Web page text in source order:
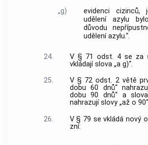
„g)
evidenci cizinců,
udělení azylu
důvodu
udělení azylu.“.
24.
V § 71 odst. 4 se za
vkládají slova „a g)“.
25.
V § 72 odst. 2 větě
dobu 60 dnů“
dobu 90 dnů“ a
nahrazují slovy „až o
26.
V § 79 se vkládá nový
zní: